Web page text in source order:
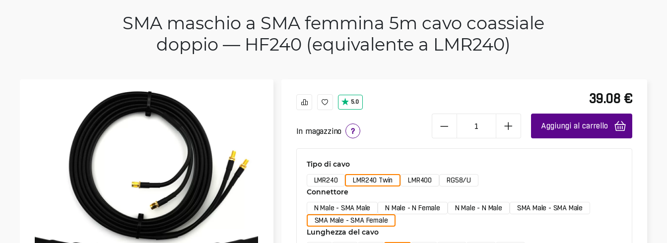
SMA maschio a SMA femmina 5m cavo coassiale
doppio — HF240 (equivalente a LMR240)
5.0
In magazzino ?
39.08 €
Aggiungi al carrello
Tipo di cavo
LMR240 LMR240 Twin LMR400 RG58/U
Connettore
N Male - SMA Male N Male - N Female N Male - N Male
SMA Male - SMA Male
SMA Male - SMA Female
Lunghezza del cavo